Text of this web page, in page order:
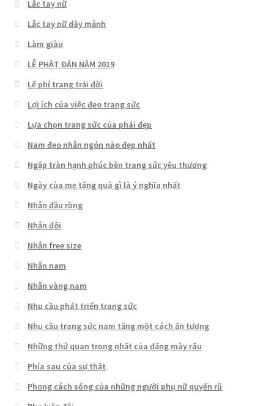
Lắc tay nữ
Lắc tay nữ dây mảnh
Làm giàu
LỄ PHẬT ĐẢN NĂM 2019
Lệ phí trang trải đời
Lợi ích của việc đeo trang sức
Lựa chọn trang sức của phái đẹp
Nam đeo nhẫn ngón nào đẹp nhất
Ngập tràn hạnh phúc bên trang sức yêu thương
Ngày của mẹ tặng quà gì là ý nghĩa nhất
Nhẫn đầu rồng
Nhẫn đôi
Nhẫn free size
Nhẫn nam
Nhẫn vàng nam
Nhu cầu phát triển trang sức
Nhu cầu trang sức nam tăng một cách ấn tượng
Những thứ quan trọng nhất của đấng mày râu
Phía sau của sự thật
Phong cách sống của những người phụ nữ quyến rũ